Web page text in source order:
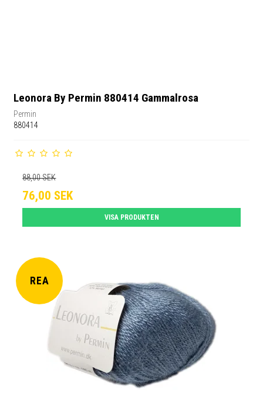
Leonora By Permin 880414 Gammalrosa
Permin
880414
88,00 SEK
76,00 SEK
VISA PRODUKTEN
REA